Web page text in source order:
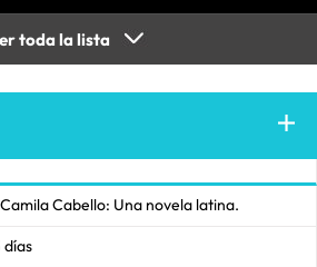
toda la lista
Cabello: Una novela latina.
días